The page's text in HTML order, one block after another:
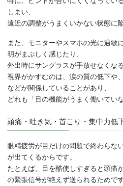
しまい、
遠近の調整がうまくいかない状態に
また、モニターやスマホの光に過敏
明がまぶしく感じたり、
外出時にサングラスが手放せなくな
視界がかすむのは、涙の質の低下や
などが関係していることがあり、
どれも「目の機能がうまく働いてい
頭痛・吐き気・首こり・集中力低
眼精疲労が目だけの問題で終わらな
が出てくるからです。
たとえば、目を酷使しすぎると頭痛
の緊張信号が絶えず送られるためです